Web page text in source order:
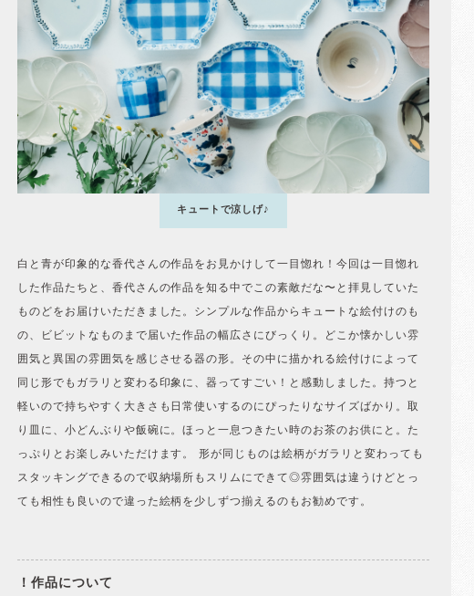
キュートで涼しげ♪
白と青が印象的な香代さんの作品をお見かけして一目惚れ！今回は一目惚れ
した作品たちと、香代さんの作品を知る中でこの素敵だな〜と拝見していた
ものどをお届けいただきました。シンプルな作品からキュートな絵付けのも
の、ビビットなものまで届いた作品の幅広さにびっくり。どこか懐かしい雰
囲気と異国の雰囲気を感じさせる器の形。その中に描かれる絵付けによって
同じ形でもガラリと変わる印象に、器ってすごい！と感動しました。持つと
軽いので持ちやすく大きさも日常使いするのにぴったりなサイズばかり。取
り皿に、小どんぶりや飯碗に。ほっと一息つきたい時のお茶のお供にと。た
っぷりとお楽しみいただけます。 形が同じものは絵柄がガラリと変わっても
スタッキングできるので収納場所もスリムにできて◎雰囲気は違うけどとっ
ても相性も良いので違った絵柄を少しずつ揃えるのもお勧めです。
！作品について